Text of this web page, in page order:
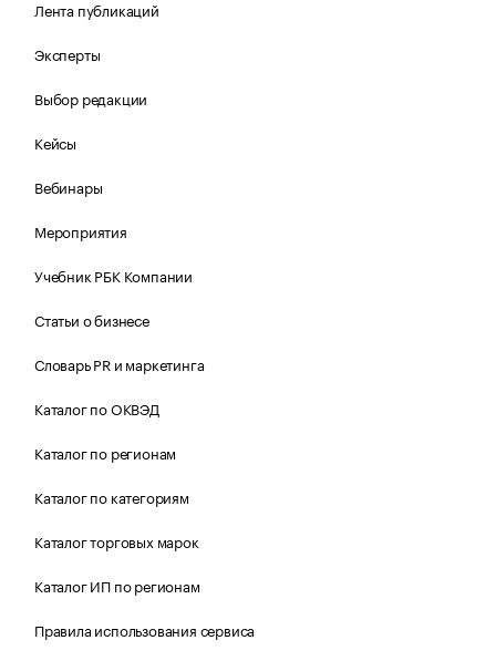
Лента публикаций
Эксперты
Выбор редакции
Кейсы
Вебинары
Мероприятия
Учебник РБК Компании
Статьи о бизнесе
Словарь PR и маркетинга
Каталог по ОКВЭД
Каталог по регионам
Каталог по категориям
Каталог торговых марок
Каталог ИП по регионам
Правила использования сервиса